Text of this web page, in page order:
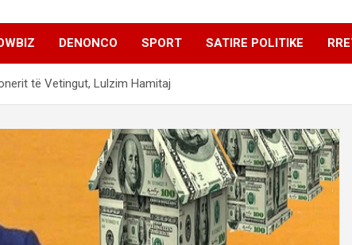
DENONCO SPORT SATIRE POLITIKE
të Vetingut, Lulzim Hamitaj